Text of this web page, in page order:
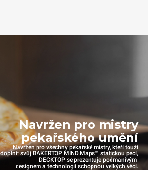
Navržen pro mistry
pekařského umění
Navržen pro všechny pekařské mistry, kteří touží
doplnit svůj BAKERTOP MIND.Maps™ statickou pecí,
DECKTOP se prezentuje podmanivým
designem a technologií schopnou velkých věcí.